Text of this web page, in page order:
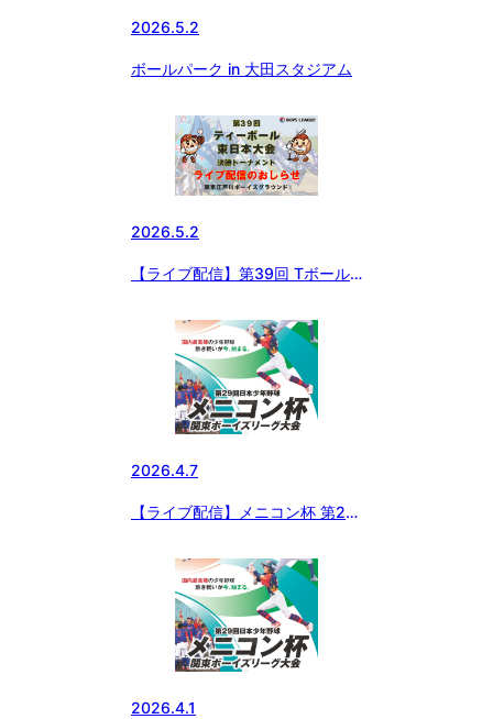
2026.5.2
ボールパーク in 大田スタジアム
2026.5.2
【ライブ配信】第39回 Tボール
2026.4.7
【ライブ配信】メニコン杯 第29
ーグ大会 小学生の部
2026.4.1